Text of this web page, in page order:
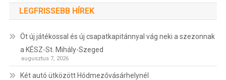
LEGFRISSEBB HÍREK
Öt új játékossal és új csapatkapitánnyal vág neki a szezonnak
a KÉSZ-St. Mihály-Szeged
augusztus 7, 2026
Két autó ütközött Hódmezővásárhelynél